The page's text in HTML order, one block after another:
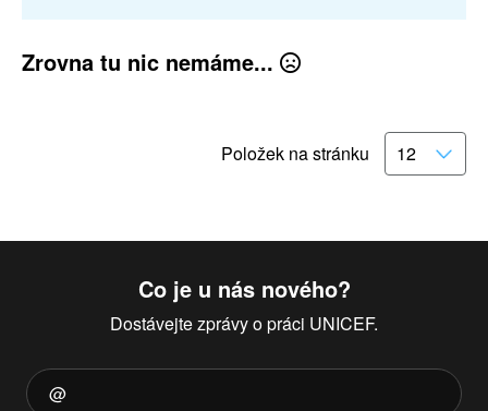
Zrovna tu nic nemáme...
Položek na stránku
Co je u nás nového?
Dostávejte zprávy o práci UNICEF.